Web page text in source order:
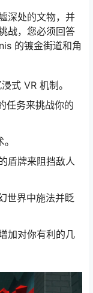
深处的文物，并
战，您必须回答
的镀金街道和角
式 VR 机制。
任务来挑战你的
盾牌来阻挡敌人
世界中施法并眨
加对你有利的几